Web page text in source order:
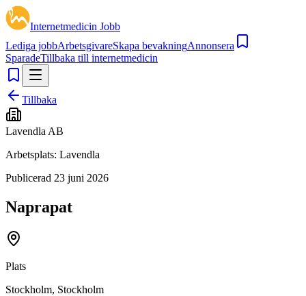
Internetmedicin Jobb
Lediga jobbArbetsgivareSkapa bevakningAnnonsera
SparadeTillbaka till internetmedicin
Tillbaka
Lavendla AB
Arbetsplats: Lavendla
Publicerad 23 juni 2026
Naprapat
Plats
Stockholm, Stockholm